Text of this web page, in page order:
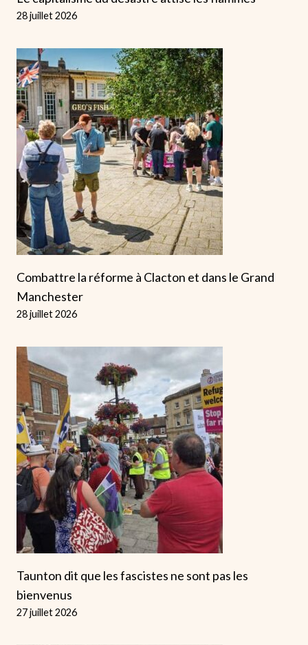
28 juillet 2026
Combattre la réforme à Clacton et dans le Grand
Manchester
28 juillet 2026
Taunton dit que les fascistes ne sont pas les
bienvenus
27 juillet 2026